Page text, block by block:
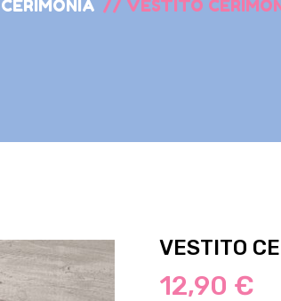
CERIMONIA // VESTITO
VESTITO
12,90 €